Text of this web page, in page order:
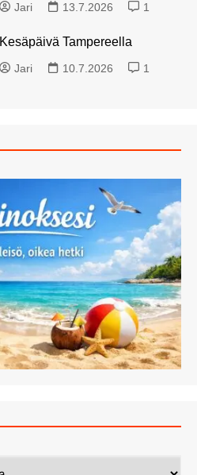
Jari 13.7.2026 1
Kesäpäivä Tampereella
Jari 10.7.2026 1